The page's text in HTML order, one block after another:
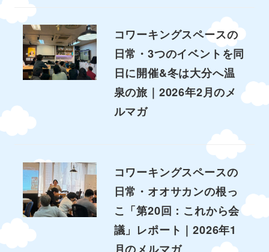
コワーキングスペースの
日常・3つのイベントを同
日に開催&冬は大分へ温
泉の旅｜2026年2月のメ
ルマガ
コワーキングスペースの
日常・オオサカンの根っ
こ「第20回：これから会
議」レポート｜2026年1
月のメルマガ